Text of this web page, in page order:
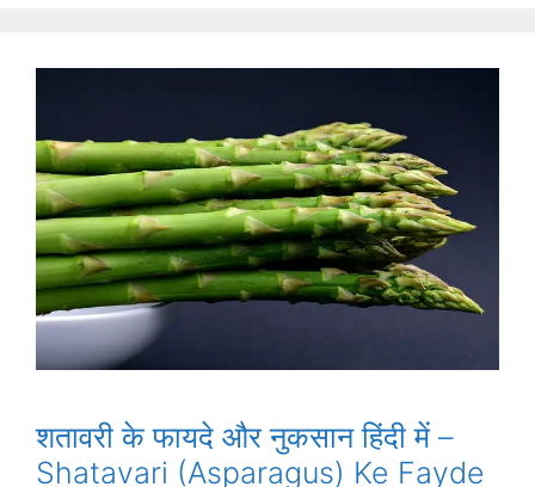
शतावरी के फायदे और नुकसान हिंदी में –
Shatavari (Asparagus) Ke Fayde